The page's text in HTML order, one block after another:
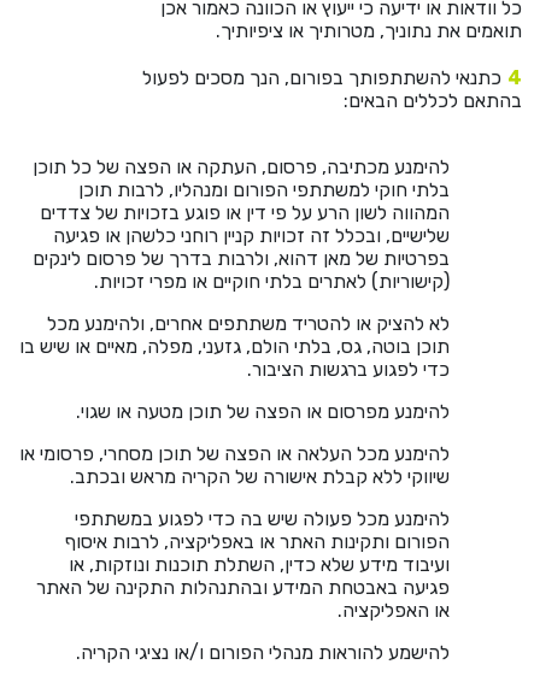
כל וודאות או ידיעה כי ייעוץ או הכוונה כאמור אכן
תואמים את נתוניך, מטרותיך או ציפיותיך.
כתנאי להשתתפותך בפורום, הנך מסכים לפעול
בהתאם לכללים הבאים:
להימנע מכתיבה, פרסום, העתקה או הפצה של כל תוכן
בלתי חוקי למשתתפי הפורום ומנהליו, לרבות תוכן
המהווה לשון הרע על פי דין או פוגע בזכויות של צדדים
שלישיים, ובכלל זה זכויות קניין רוחני כלשהן או פגיעה
בפרטיות של מאן דהוא, ולרבות בדרך של פרסום לינקים
(קישוריות) לאתרים בלתי חוקיים או מפרי זכויות.
לא להציק או להטריד משתתפים אחרים, ולהימנע מכל
תוכן בוטה, גס, בלתי הולם, גזעני, מפלה, מאיים או שיש בו
כדי לפגוע ברגשות הציבור.
להימנע מפרסום או הפצה של תוכן מטעה או שגוי.
להימנע מכל העלאה או הפצה של תוכן מסחרי, פרסומי או
שיווקי ללא קבלת אישורה של הקריה מראש ובכתב.
להימנע מכל פעולה שיש בה כדי לפגוע במשתתפי
הפורום ותקינות האתר או באפליקציה, לרבות איסוף
ועיבוד מידע שלא כדין, השתלת תוכנות ונוזקות, או
פגיעה באבטחת המידע ובהתנהלות התקינה של האתר
או האפליקציה.
להישמע להוראות מנהלי הפורום ו/או נציגי הקריה.